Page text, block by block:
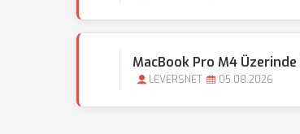
MacBook Pro M4 Üzerinde
LEVERSNET 05.08.2026